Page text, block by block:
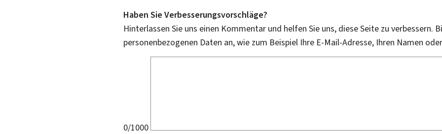
Haben Sie Verbesserungsvorschläge?
Hinterlassen Sie uns einen Kommentar und helfen Sie uns, diese Seite zu verbessern.
personenbezogenen Daten an, wie zum Beispiel Ihre E-Mail-Adresse, Ihren Namen
0/1000